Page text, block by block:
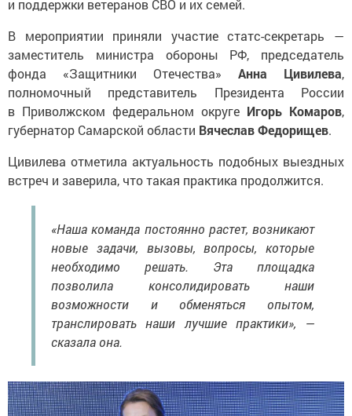
В мероприятии приняли участие статс-секретарь —
заместитель министра обороны РФ, председатель
фонда «Защитники Отечества» Анна Цивилева
полномочный представитель Президента России
в Приволжском федеральном округе Игорь Комаров
губернатор Самарской области Вячеслав Федорищев
Цивилева отметила актуальность подобных выездных
встреч и заверила, что такая практика продолжится.
«Наша команда постоянно растет, возникают
новые задачи, вызовы, вопросы, которые
необходимо решать. Эта площадка
позволила консолидировать наши
возможности и обменяться опытом,
транслировать наши лучшие практики», —
сказала она.